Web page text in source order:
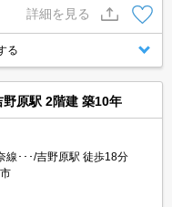
詳細を見る
る
原駅 2階建 築10年
線･･･/吉野原駅 徒歩18分